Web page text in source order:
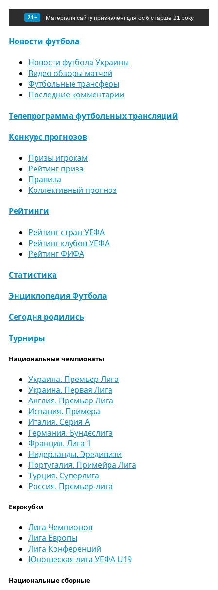
21+ Матеріали сайту призначені для осіб старше 21 року
Новости футбола
Новости футбола Украины
Видео обзоры матчей
Футбольные трансферы
Последние комментарии
Телепрограмма футбольных трансляций
Конкурс прогнозов
Призы игрокам
Рейтинг приза
Правила
Коллективный прогноз
Рейтинги
Рейтинг стран УЕФА
Рейтинг клубов УЕФА
Рейтинг ФИФА
Статистика
Энциклопедия Футбола
Сегодня родились
Турниры
Национальные чемпионаты
Украина. Премьер Лига
Украина. Первая Лига
Англия. Премьер Лига
Испания. Примера
Италия. Серия А
Германия. Бундеслига
Франция. Лига 1
Нидерланды. Эредивизи
Португалия. Примейра Лига
Турция. Суперлига
Россия. Премьер-лига
Еврокубки
Лига Чемпионов
Лига Европы
Лига Конференций
Юношеская лига УЕФА U19
Национальные сборные